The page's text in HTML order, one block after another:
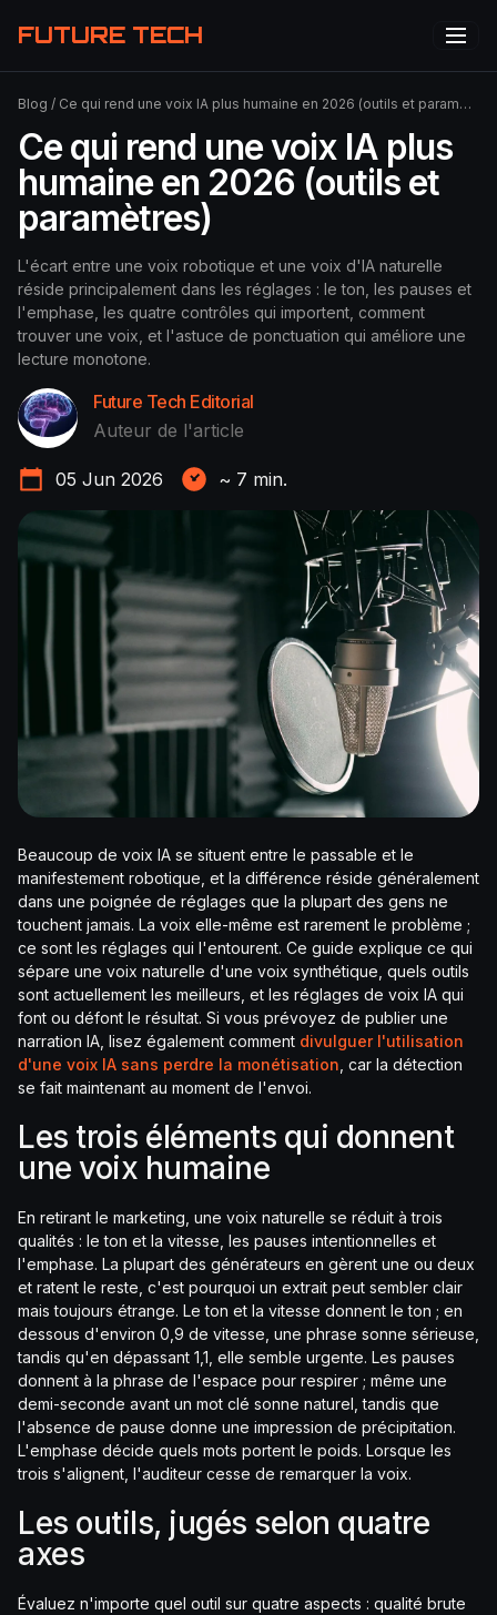
FUTURE TECH
Blog / Ce qui rend une voix IA plus humaine en 2026 (outils et paramètres)
Ce qui rend une voix IA plus
humaine en 2026 (outils et
paramètres)
L'écart entre une voix robotique et une voix d'IA naturelle
réside principalement dans les réglages : le ton, les pauses et
l'emphase, les quatre contrôles qui importent, comment
trouver une voix, et l'astuce de ponctuation qui améliore une
lecture monotone.
Future Tech Editorial
Auteur de l'article
05 Jun 2026 ~ 7 min.
Beaucoup de voix IA se situent entre le passable et le
manifestement robotique, et la différence réside généralement
dans une poignée de réglages que la plupart des gens ne
touchent jamais. La voix elle-même est rarement le problème ;
ce sont les réglages qui l'entourent. Ce guide explique ce qui
sépare une voix naturelle d'une voix synthétique, quels outils
sont actuellement les meilleurs, et les réglages de voix IA qui
font ou défont le résultat. Si vous prévoyez de publier une
narration IA, lisez également comment divulguer l'utilisation
d'une voix IA sans perdre la monétisation , car la détection
se fait maintenant au moment de l'envoi.
Les trois éléments qui donnent
une voix humaine
En retirant le marketing, une voix naturelle se réduit à trois
qualités : le ton et la vitesse, les pauses intentionnelles et
l'emphase. La plupart des générateurs en gèrent une ou deux
et ratent le reste, c'est pourquoi un extrait peut sembler clair
mais toujours étrange. Le ton et la vitesse donnent le ton ; en
dessous d'environ 0,9 de vitesse, une phrase sonne sérieuse,
tandis qu'en dépassant 1,1, elle semble urgente. Les pauses
donnent à la phrase de l'espace pour respirer ; même une
demi-seconde avant un mot clé sonne naturel, tandis que
l'absence de pause donne une impression de précipitation.
L'emphase décide quels mots portent le poids. Lorsque les
trois s'alignent, l'auditeur cesse de remarquer la voix.
Les outils, jugés selon quatre
axes
Évaluez n'importe quel outil sur quatre aspects : qualité brute